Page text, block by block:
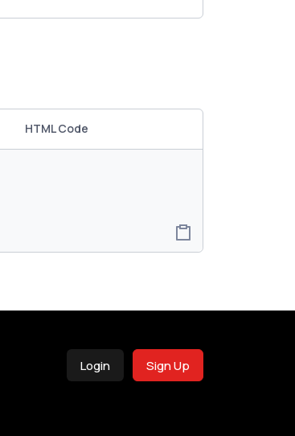
HTML Code
Login Sign Up